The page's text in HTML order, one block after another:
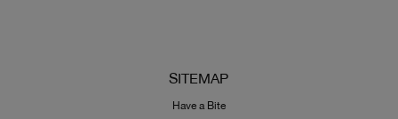
SITEMAP
Have a Bite